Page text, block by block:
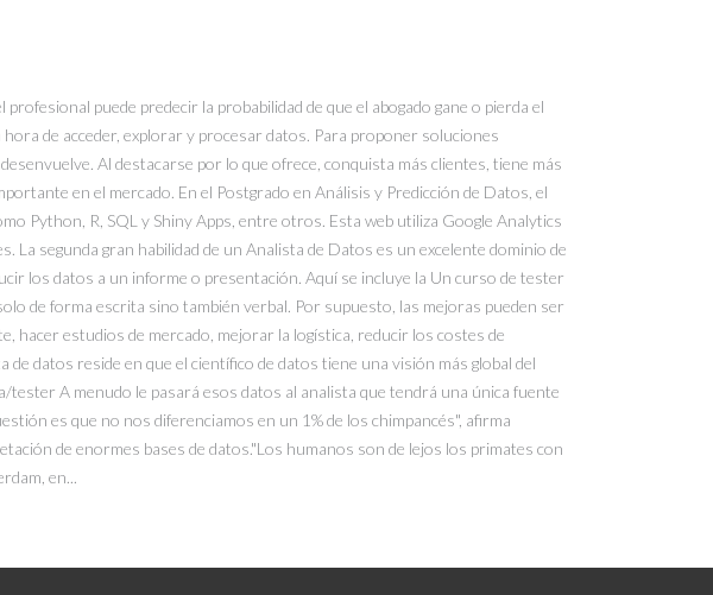
puede predecir la probabilidad de que el abogado gane o pierda el
de acceder, explorar y procesar datos. Para proponer soluciones
Al destacarse por lo que ofrece, conquista más clientes, tiene más
en el mercado. En el Postgrado en Análisis y Predicción de Datos, el
Python, R, SQL y Shiny Apps, entre otros. Esta web utiliza Google Analytics
segunda gran habilidad de un Analista de Datos es un excelente dominio de
los datos a un informe o presentación. Aquí se incluye la Un curso de tester
de forma escrita sino también verbal. Por supuesto, las mejoras pueden ser
hacer estudios de mercado, mejorar la logística, reducir los costes de
datos reside en que el científico de datos tiene una visión más global del
A menudo le pasará esos datos al analista que tendrá una única fuente
es que no nos diferenciamos en un 1% de los chimpancés", afirma
de enormes bases de datos."Los humanos son de lejos los primates con
en...